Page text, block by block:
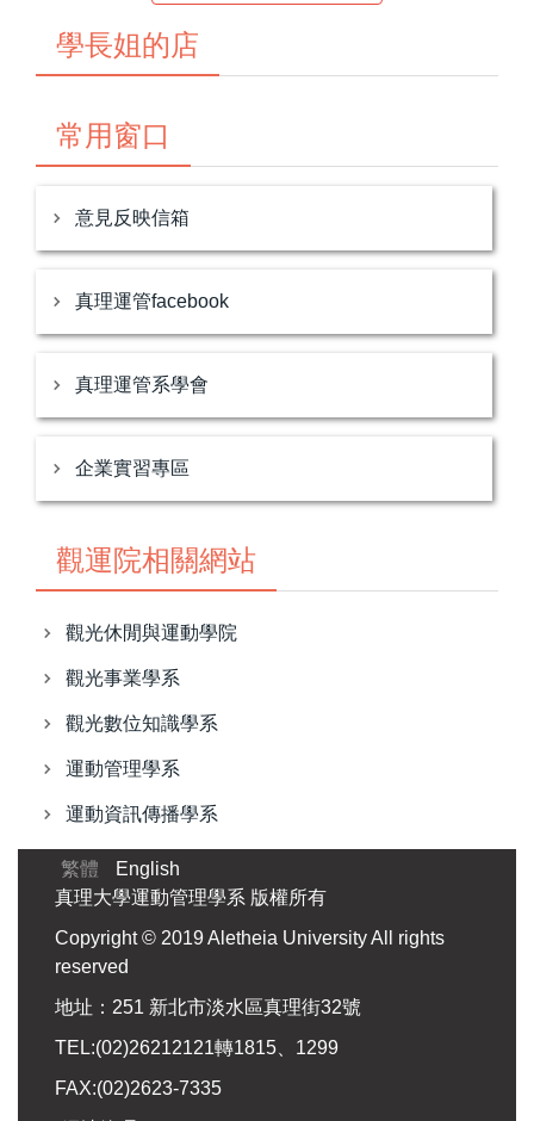
學長姐的店
常用窗口
意見反映信箱
真理運管facebook
真理運管系學會
企業實習專區
觀運院相關網站
觀光休閒與運動學院
觀光事業學系
觀光數位知識學系
運動管理學系
運動資訊傳播學系
繁體
English
真理大學運動管理學系 版權所有
Copyright © 2019 Aletheia University All rights
reserved
地址：251 新北市淡水區真理街32號
TEL:(02)26212121轉1815、1299
FAX:(02)2623-7335